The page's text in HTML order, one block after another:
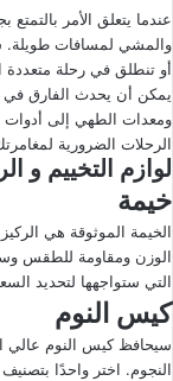
ع
ل
ى
X
ب
ر
ي
د
ا
إ
ت
ر
ي
عندما يتعلق الأمر
والمشي لمسافات طويلة.
أو تنطلق في رحلة متعددة
يمكن أن يحدث الفارق في
ومعدات الطهي إلى أدوات
الرحلات الضرورية
لوازم التخييم و
خيمة
الخيمة الموثوقة هي
الوزن ومقاومة للطقس
التي ستواجهها لتحديد
كيس النوم
سيحافظ كيس النوم عالي
النجوم. اختر واحدًا